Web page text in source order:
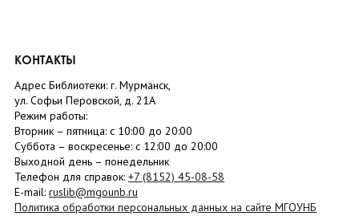
КОНТАКТЫ
Адрес Библиотеки: г. Мурманск,
ул. Софьи Перовской, д. 21А
Режим работы:
Вторник – пятница: с 10:00 до 20:00
Суббота – воскресенье: c 12:00 до 20:00
Выходной день – понедельник
Телефон для справок: +7 (8152) 45-08-58
E-mail: ruslib@mgounb.ru
Политика обработки персональных данных на сайте МГОУНБ